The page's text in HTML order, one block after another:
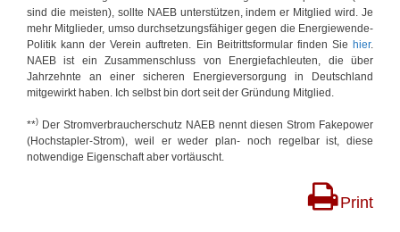
sind die meisten), sollte NAEB unterstützen, indem er Mitglied wird. Je
mehr Mitglieder, umso durchsetzungsfähiger gegen die Energiewende-
Politik kann der Verein auftreten. Ein Beitrittsformular finden Sie hier.
NAEB ist ein Zusammenschluss von Energiefachleuten, die über
Jahrzehnte an einer sicheren Energieversorgung in Deutschland
mitgewirkt haben. Ich selbst bin dort seit der Gründung Mitglied.
**) Der Stromverbraucherschutz NAEB nennt diesen Strom Fakepower
(Hochstapler-Strom), weil er weder plan- noch regelbar ist, diese
notwendige Eigenschaft aber vortäuscht.
Print